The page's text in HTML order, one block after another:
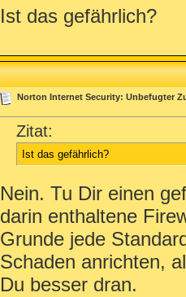
Ist das gefährlich?
Norton Internet Security: Unbefugter
Zitat:
Ist das gefährlich?
Nein. Tu Dir einen
darin enthaltene
Grunde jede
Schaden anrichten,
Du besser dran.